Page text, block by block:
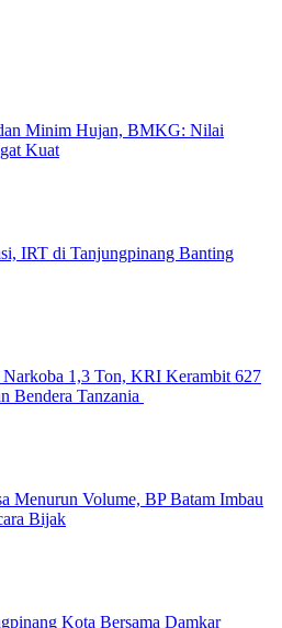
Minim Hujan, BMKG: Nilai
Kuat
IRT di Tanjungpinang Banting
1,3 Ton, KRI Kerambit 627
Bendera Tanzania
Menurun Volume, BP Batam Imbau
Bijak
Kota Bersama Damkar